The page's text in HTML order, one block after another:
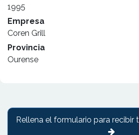
1995
Empresa
Coren Grill
Provincia
Ourense